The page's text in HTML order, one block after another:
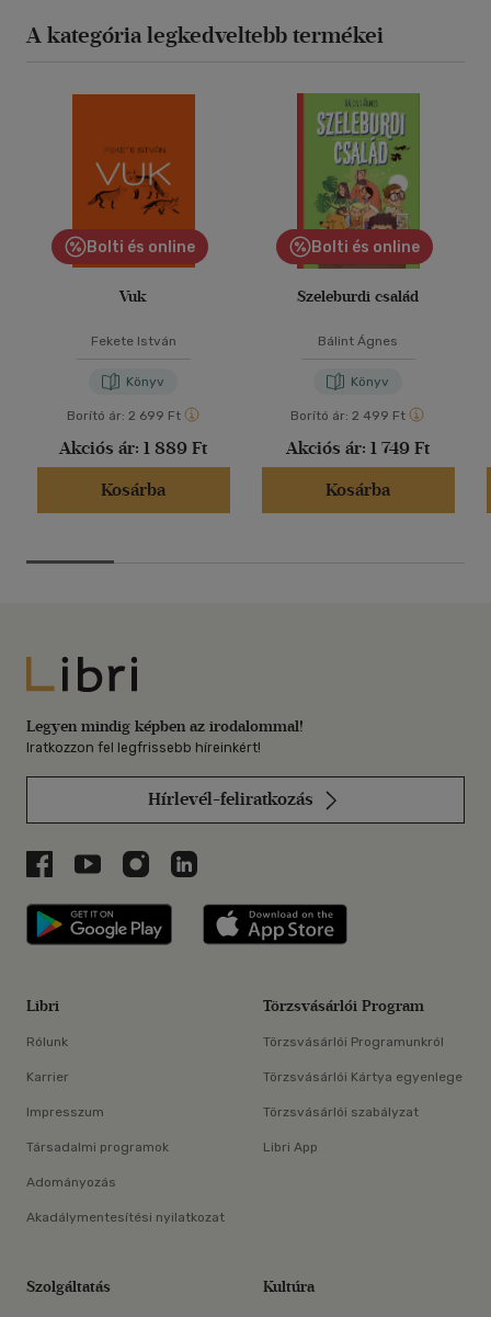
A kategória legkedveltebb termékei
Bolti és online
Vuk
Fekete István
Könyv
Borító ár: 2 699 Ft
Akciós ár: 1 889 Ft
Kosárba
Bolti és online
Szeleburdi család
Bálint Ágnes
Könyv
Borító ár: 2 499 Ft
Akciós ár: 1 749 Ft
Kosárba
Libri
Legyen mindig képben az irodalommal!
Iratkozzon fel legfrissebb híreinkért!
Hírlevél-feliratkozás
Libri a Facebookon
Libri a Youtube-on
Libri az Instagramon
Libri a LinkedInen
Libri applikáció Szerezd meg: Google
Libri
Rólunk
Karrier
Impresszum
Társadalmi programok
Adományozás
Akadálymentesítési nyilatkozat
Törzsvásárlói Program
Törzsvásárlói Programunkról
Törzsvásárlói Kártya egyenlege
Törzsvásárlói szabályzat
Libri App
Szolgáltatás Kultúra